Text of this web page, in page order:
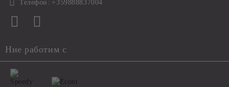
Телефон: +359888837004
Ние работим с